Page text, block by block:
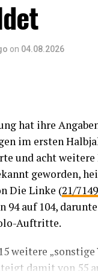
die
– wie es die
heute
fordern wir
und Asyl
sowie die
reagieren.
selbst wenn
on 04.08.2026
hat ihre
im ersten
und acht
geworden,
Die Linke (21/7149
94 auf 104,
Auftritte.
weitere
damit von 55